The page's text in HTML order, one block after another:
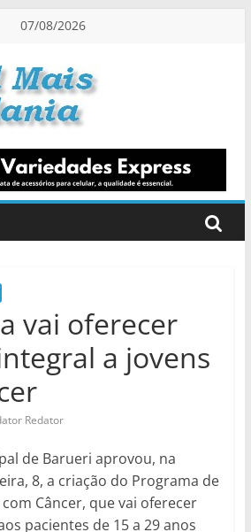
07/08/2026
vai oferecer
a jovens
Redator
de Barueri aprovou, na
8, a criação do Programa de
Câncer, que vai oferecer
pacientes de 15 a 29 anos